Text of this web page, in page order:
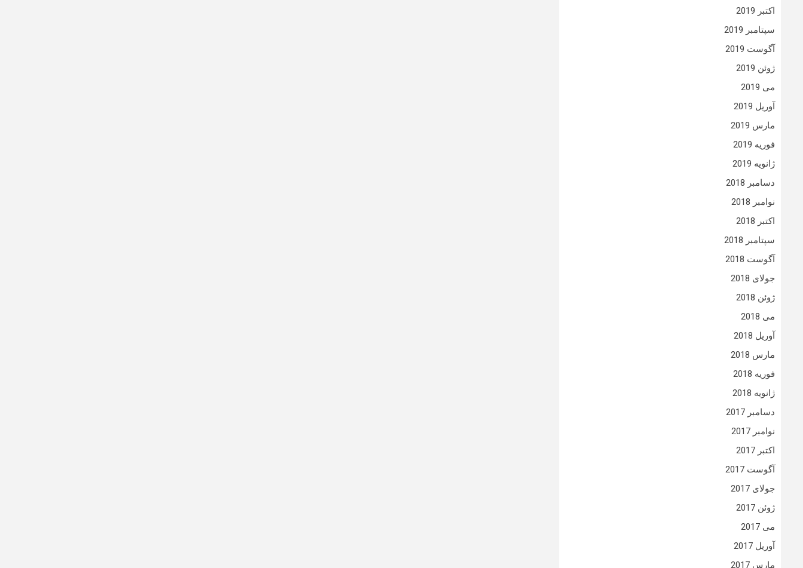
اکتبر 2019
سپتامبر 2019
آگوست 2019
ژوئن 2019
می 2019
آوریل 2019
مارس 2019
فوریه 2019
ژانویه 2019
دسامبر 2018
نوامبر 2018
اکتبر 2018
سپتامبر 2018
آگوست 2018
جولای 2018
ژوئن 2018
می 2018
آوریل 2018
مارس 2018
فوریه 2018
ژانویه 2018
دسامبر 2017
نوامبر 2017
اکتبر 2017
آگوست 2017
جولای 2017
ژوئن 2017
می 2017
آوریل 2017
مارس 2017